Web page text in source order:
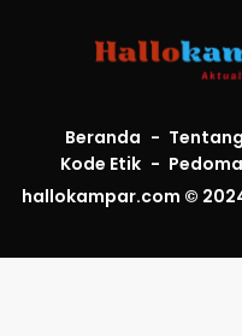
Beranda
Kode Etik
hallokampar.com ©